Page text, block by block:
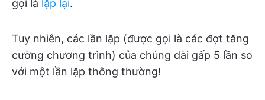
gọi là lặp lại.
Tuy nhiên, các lần lặp (được gọi là các đợt tăng
cường chương trình) của chúng dài gấp 5 lần so
với một lần lặp thông thường!